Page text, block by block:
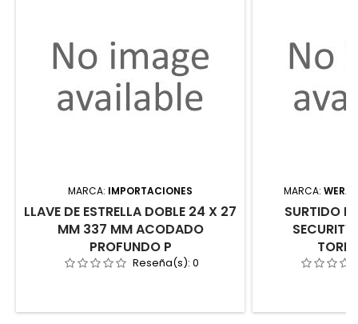
MARCA: IMPORTACIONES
LLAVE DE ESTRELLA DOBLE 24 X 27
MM 337 MM ACODADO
PROFUNDO P
Reseña(s): 0
MARCA: WERA
SURTIDO